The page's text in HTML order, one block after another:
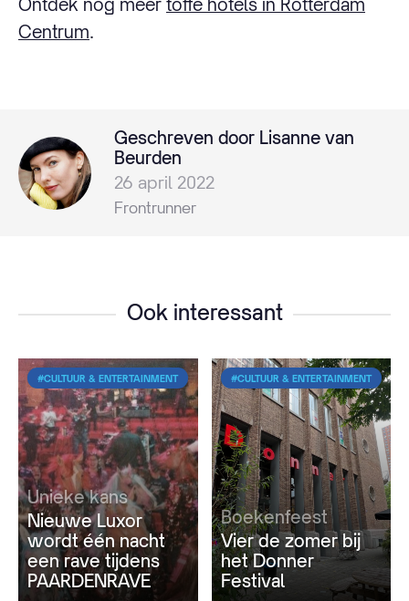
Ontdek nog meer toffe hotels in Rotterdam
Centrum.
Geschreven door Lisanne van
Beurden
26 april 2022
Frontrunner
Ook interessant
#CULTUUR & ENTERTAINMENT
Unieke kans
Nieuwe Luxor
wordt één nacht
een rave tijdens
PAARDENRAVE
#CULTUUR & ENTERTAINMENT
Boekenfeest
Vier de zomer bij
het Donner
Festival